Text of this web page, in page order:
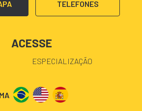
TELEFONES
ACESSE
ESPECIALIZAÇÃO